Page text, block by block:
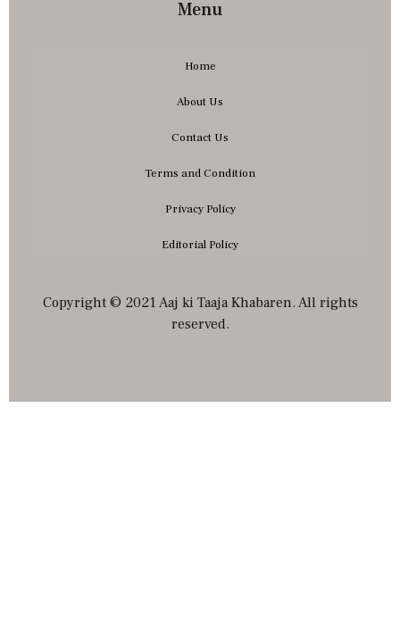
Menu
Home
About Us
Contact Us
Terms and Condition
Privacy Policy
Editorial Policy
Copyright © 2021 Aaj ki Taaja Khabaren. All rights
reserved.